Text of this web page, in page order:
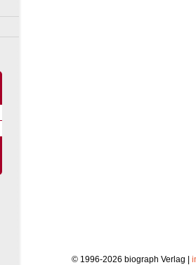
© 1996-2026 biograph Verlag |